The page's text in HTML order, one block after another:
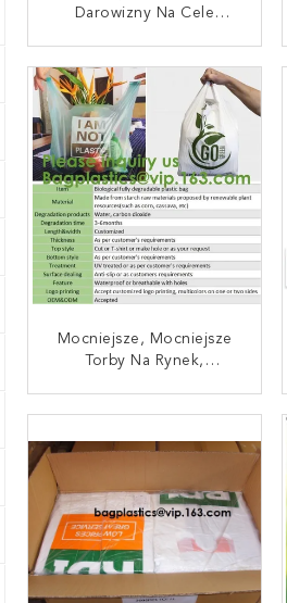
Darowizny Na Cele
Degradowalne Worki Na
Śmieci Worki Na Śmieci
Kosze Na Śmieci Worki
Do Kuchni
SKONTAKTUJ SIĘ TERAZ
Mocniejsze, Mocniejsze
Torby Na Rynek,
Na Śmieci Ze Skrobi
Śmieci/śmieci Biodegra
SKONTAKTUJ SIĘ TERAZ